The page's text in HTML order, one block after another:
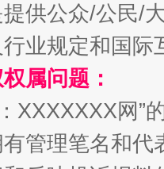
供公众/公民/
业规定和国
属问题：
XXXXXXX网”
管理笔名和